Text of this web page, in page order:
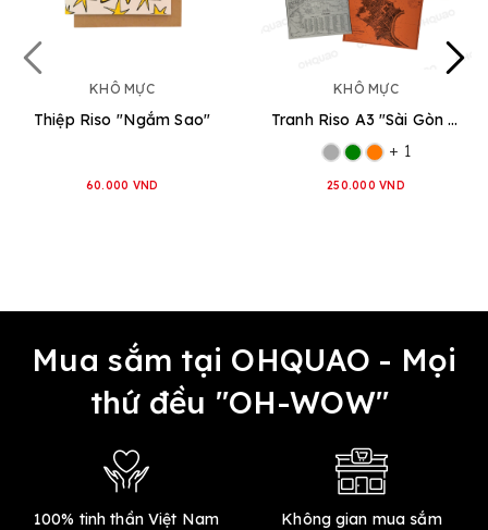
KHÔ MỰC
Thiệp Riso "Ngắm Sao"
60.000 VND
KHÔ MỰC
Tranh Riso A3 "Sài Gòn Map"
+ 1
250.000 VND
Mua sắm tại OHQUAO - Mọi
thứ đều "OH-WOW"
100% tinh thần Việt Nam
Không gian mua sắm